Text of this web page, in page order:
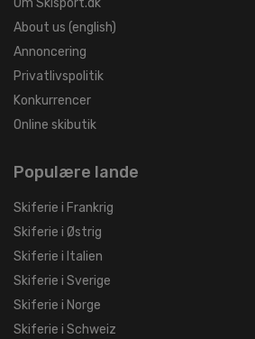
Om Skisport.dk
About us (english)
Annoncering
Privatlivspolitik
Konkurrencer
Online skibutik
Populære lande
Skiferie i Frankrig
Skiferie i Østrig
Skiferie i Italien
Skiferie i Sverige
Skiferie i Norge
Skiferie i Schweiz